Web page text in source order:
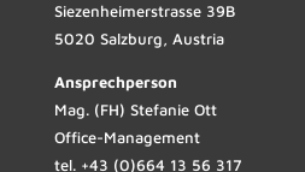
Siezenheimerstrasse 39B
5020 Salzburg, Austria
Ansprechperson
Mag. (FH) Stefanie Ott
Office-Management
tel. +43 (0)664 13 56 317